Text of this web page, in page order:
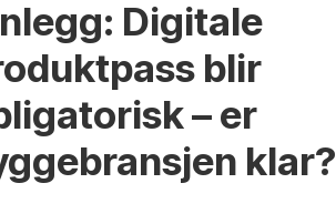
Digitale
blir
– er
klar?